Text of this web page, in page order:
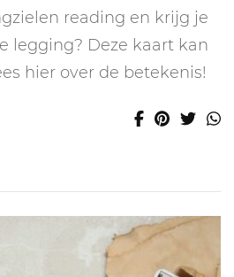
tarot
kaart
tweelingzielen
reading en krijg je
legging? Deze kaart kan
hier over de betekenis!